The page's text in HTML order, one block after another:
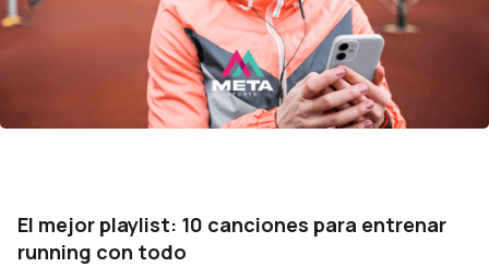
El mejor playlist: 10 canciones para entrenar
running con todo